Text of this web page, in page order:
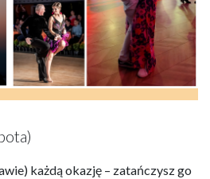
każdą okazję – zatańczysz go